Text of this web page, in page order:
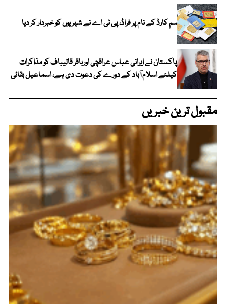
سم کارڈ کے نام پر فراڈ، پی ٹی اے نے شہریوں کو خبردار کر دیا
پاکستان نے ایرانی عباس عراقچی اورباقر قالیباف کو مذاکرات
کیلئے اسلام آباد کے دورے کی دعوت دی ہے، اسماعیل بقائی
مقبول ترین خبریں